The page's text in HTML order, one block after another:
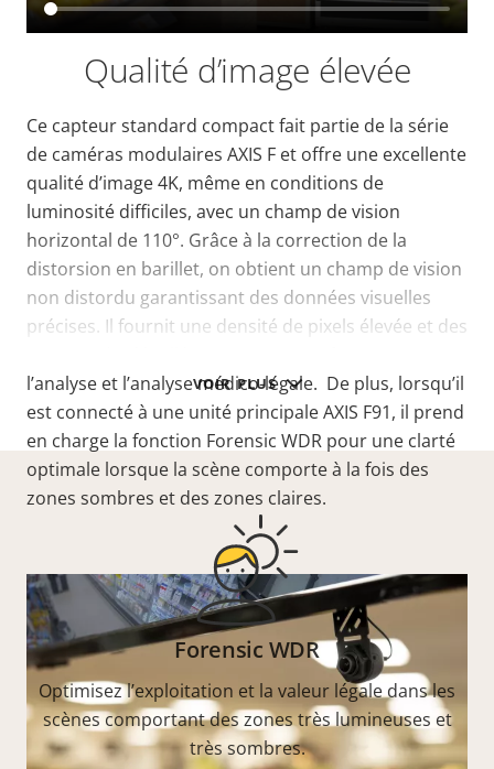
VOIR PLUS
Qualité d’image élevée
Ce capteur standard compact fait partie de la série
de caméras modulaires AXIS F et offre une excellente
qualité d’image 4K, même en conditions de
luminosité difficiles, avec un champ de vision
horizontal de 110°. Grâce à la correction de la
distorsion en barillet, on obtient un champ de vision
non distordu garantissant des données visuelles
précises. Il fournit une densité de pixels élevée et des
l’analyse et l’analyse médico-légale. De plus, lorsqu’il
est connecté à une unité principale AXIS F91, il prend
en charge la fonction Forensic WDR pour une clarté
optimale lorsque la scène comporte à la fois des
zones sombres et des zones claires.
Forensic WDR
Optimisez l’exploitation et la valeur légale dans les
scènes comportant des zones très lumineuses et
très sombres.